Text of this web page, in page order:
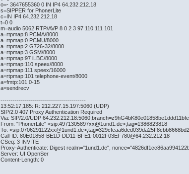
o=- 3647655360 0 IN IP4 64.232.212.18
s=SIPPER for PhonerLite
c=IN IP4 64.232.212.18
t=0 0
m=audio 5062 RTP/AVP 8 0 2 3 97 110 111 101
a=rtpmap:8 PCMA/8000
a=rtpmap:0 PCMU/8000
a=rtpmap:2 G726-32/8000
a=rtpmap:3 GSM/8000
a=rtpmap:97 iLBC/8000
a=rtpmap:110 speex/8000
a=rtpmap:111 speex/16000
a=rtpmap:101 telephone-event/8000
a=fmtp:101 0-15
a=sendrecv
-------------------------------------------
13:52:17,185: R: 212.227.15.197:5060 (UDP)
SIP/2.0 407 Proxy Authentication Required
Via: SIP/2.0/UDP
From: "PhonerLite" <sip:4971305897xx@1und1.de>;tag=1386823818
To:
Call-ID: 80E01858-BE1D-DD11-BFE1-0012F03EF780@64.232.212.18
CSeq: 3 INVITE
Proxy-Authenticate: Digest realm="1und1.de",
Server: UI OpenSer
Content-Length: 0